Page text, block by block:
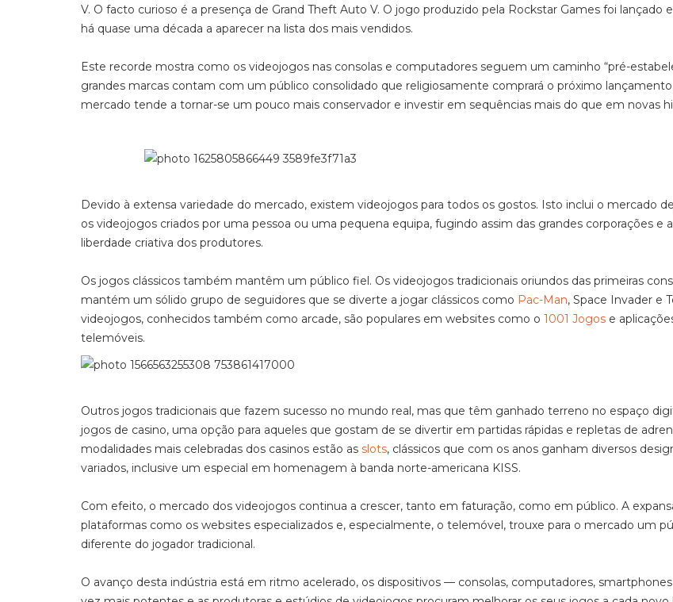
V. O facto curioso é a presença de Grand Theft Auto V. O jogo produzido pela Rockstar Games foi lançado
há quase uma década a aparecer na lista dos mais vendidos.
Este recorde mostra como os videojogos nas consolas e computadores seguem um caminho “pré-
grandes marcas contam com um público consolidado que religiosamente comprará o próximo
mercado tende a tornar-se um pouco mais conservador e investir em sequências mais do que em novas
Devido à extensa variedade do mercado, existem videojogos para todos os gostos. Isto inclui o mercado
os videojogos criados por uma pessoa ou uma pequena equipa, fugindo assim das grandes corporações e
liberdade criativa dos produtores.
Os jogos clássicos também mantêm um público fiel. Os videojogos tradicionais oriundos das primeiras
mantém um sólido grupo de seguidores que se diverte a jogar clássicos como Pac-Man, Space Invader e
videojogos, conhecidos também como arcade, são populares em websites como o 1001 Jogos e
telemóveis.
Outros jogos tradicionais que fazem sucesso no mundo real, mas que têm ganhado terreno no espaço
jogos de casino, uma opção para aqueles que gostam de se divertir em partidas rápidas e repletas de
modalidades mais celebradas dos casinos estão as slots, clássicos que com os anos ganham diversos
variados, inclusive um especial em homenagem à banda norte-americana KISS.
Com efeito, o mercado dos videojogos continua a crescer, tanto em faturação, como em público. A
plataformas como os websites especializados e, especialmente, o telemóvel, trouxe para o mercado um
diferente do jogador tradicional.
O avanço desta indústria está em ritmo acelerado, os dispositivos — consolas, computadores,